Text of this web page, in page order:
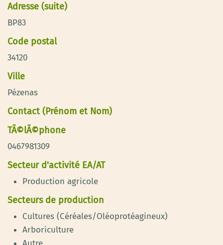
Adresse (suite)
BP83
Code postal
34120
Ville
Pézenas
Contact (Prénom et Nom)
TÃ©lÃ©phone
0467981309
Secteur d'activité EA/AT
Production agricole
Secteurs de production
Cultures (Céréales/Oléoprotéagineux)
Arboriculture